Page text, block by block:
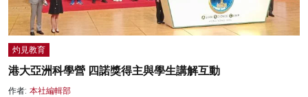
灼見教育
港大亞洲科學營 四諾獎得主與學生講解互動
作者: 本社編輯部